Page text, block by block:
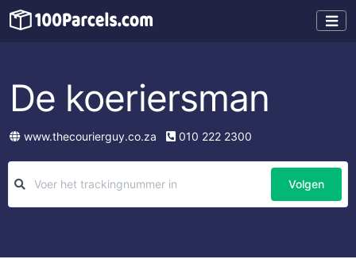
De koeriersman
www.thecourierguy.co.za 010 222 2300
Volgen